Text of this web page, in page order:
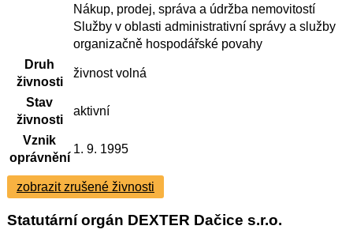
Nákup, prodej, správa a údržba nemovitostí
Služby v oblasti administrativní správy a služby
organizačně hospodářské povahy
Druh
živnosti
živnost volná
Stav
živnosti
aktivní
Vznik
oprávnění
1. 9. 1995
zobrazit zrušené živnosti
Statutární orgán DEXTER Dačice s.r.o.